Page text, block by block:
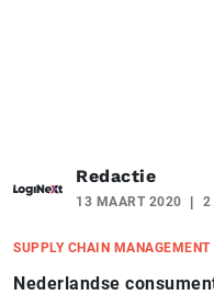
Redactie
13 MAART 2020 2
SUPPLY CHAIN MANAGEMENT
Nederlandse